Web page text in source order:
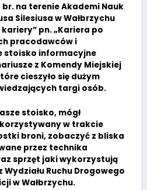
br. na terenie Akademi Nauk
Silesiusa w Wałbrzychu
pn. „Kariera po
pracodawców i
stoisko informacyjne
z Komendy Miejskiej
cieszyło się dużym
targi osób.
stoisko, mógł
w trakcie
broni, zobaczyć z bliska
przez technika
sprzęt jaki wykorzystują
Ruchu Drogowego
w Wałbrzychu.